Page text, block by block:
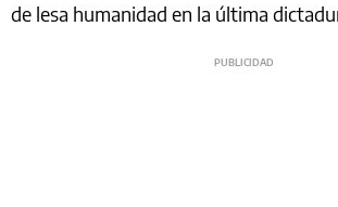
de lesa humanidad en la última